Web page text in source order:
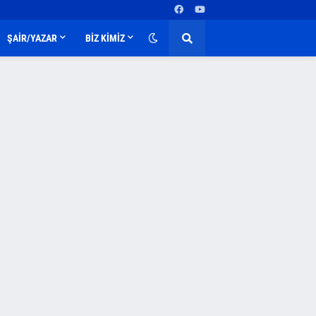
ŞAİR/YAZAR BİZ KİMİZ